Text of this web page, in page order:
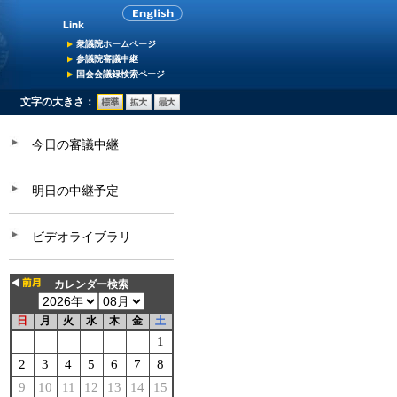
衆議院ホームページ
参議院審議中継
国会会議録検索ページ
文字の大きさ：
今日の審議中継
明日の中継予定
ビデオライブラリ
カレンダー検索
日 月 火 水 木 金 土
1
2
3 4 5 6 7
8
9
10 11 12 13 14
15